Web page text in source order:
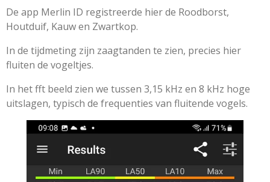
De app Merlin ID registreerde hier de Roodborst,
Houtduif, Kauw en Zwartkop.
In de tijdmeting zijn zaagtanden te zien, precies hier
fluiten de vogeltjes.
In het fft beeld zien we tussen 3,15 kHz en 8 kHz hoge
uitslagen, typisch de frequenties van fluitende vogels.